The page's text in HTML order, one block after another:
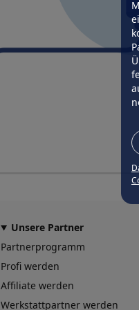
Unsere Partner
Partnerprogramm
Profi werden
Affiliate werden
Werkstattpartner werden